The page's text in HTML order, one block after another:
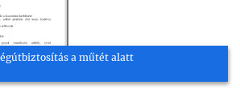
a műtét alatt